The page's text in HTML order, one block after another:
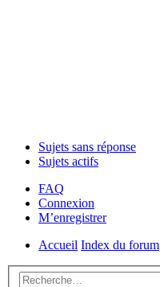
Sujets sans réponse
Sujets actifs
FAQ
Connexion
M’enregistrer
Accueil Index du forum